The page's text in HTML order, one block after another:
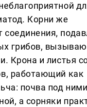
Корни же
соединения,
грибов,
Крона и листья
работающий как
почва под
а сорняки